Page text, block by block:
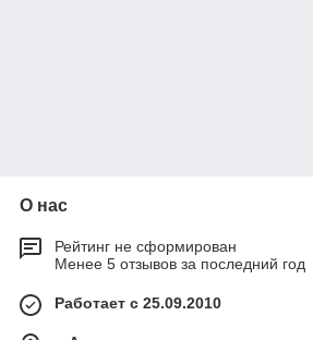
О нас
Рейтинг не сформирован
Менее 5 отзывов за последний год
Работает с 25.09.2010